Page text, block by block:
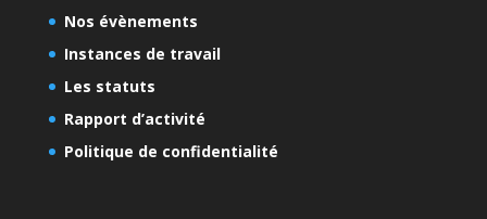
Nos évènements
Instances de travail
Les statuts
Rapport d’activité
Politique de confidentialité